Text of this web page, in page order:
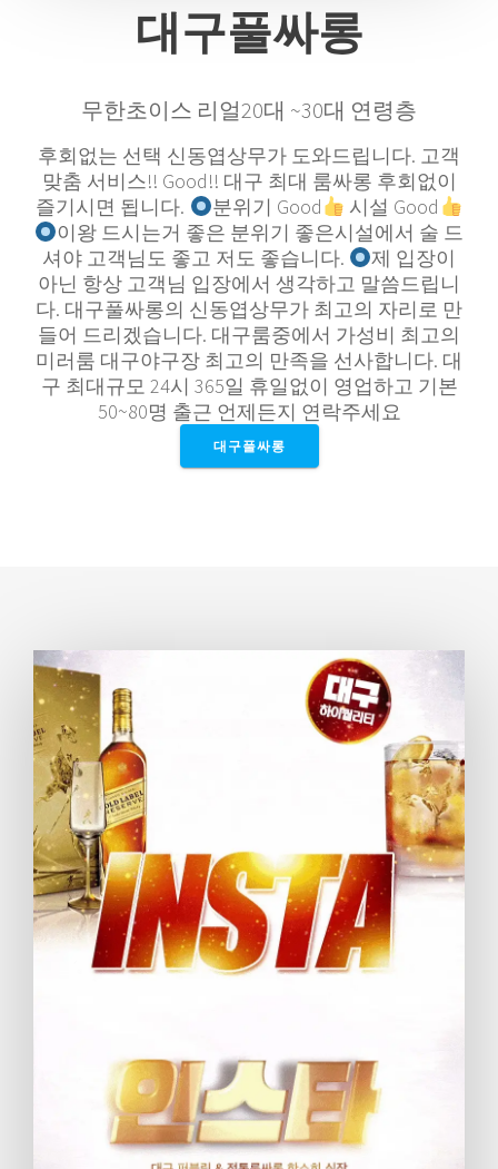
대구풀싸롱
무한초이스 리얼20대 ~30대 연령층
후회없는 선택 신동엽상무가 도와드립니다. 고객
맞춤 서비스!! Good!! 대구 최대 룸싸롱 후회없이
즐기시면 됩니다.
분위기 Good
시설 Good
이왕 드시는거 좋은 분위기 좋은시설에서 술 드
셔야 고객님도 좋고 저도 좋습니다.
제 입장이
아닌 항상 고객님 입장에서 생각하고 말씀드립니
다. 대구풀싸롱의 신동엽상무가 최고의 자리로 만
들어 드리겠습니다. 대구룸중에서 가성비 최고의
미러룸 대구야구장 최고의 만족을 선사합니다. 대
구 최대규모 24시 365일 휴일없이 영업하고 기본
50~80명 출근 언제든지 연락주세요
대구풀싸롱